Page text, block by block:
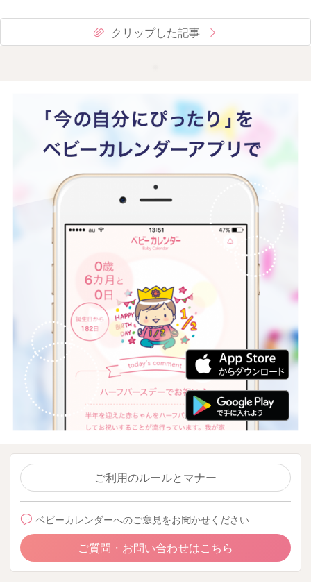
クリップした記事
ご利用のルールとマナー
ベビーカレンダーへのご意見をお聞かせください
ご質問・お問い合わせはこちら